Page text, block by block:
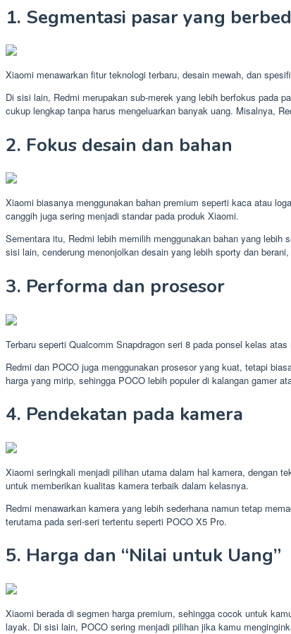
1. Segmentasi pasar yang
Xiaomi menawarkan fitur teknologi terbaru, desain mewah, dan
Di sisi lain, Redmi merupakan sub-merek yang lebih berfokus pada
cukup lengkap tanpa harus mengeluarkan banyak uang. Misalnya,
2. Fokus desain dan bahan
Xiaomi biasanya menggunakan bahan premium seperti kaca atau
canggih juga sering menjadi standar pada produk Xiaomi.
Sementara itu, Redmi lebih memilih menggunakan bahan yang
sisi lain, cenderung menonjolkan desain yang lebih sporty dan
3. Performa dan prosesor
Terbaru seperti Qualcomm Snapdragon seri 8 pada ponsel kelas
Redmi dan POCO juga menggunakan prosesor yang kuat, tetapi
harga yang mirip, sehingga POCO lebih populer di kalangan gamer
4. Pendekatan pada kamera
Xiaomi seringkali menjadi pilihan utama dalam hal kamera, dengan
untuk memberikan kualitas kamera terbaik dalam kelasnya.
Redmi menawarkan kamera yang lebih sederhana namun tetap
terutama pada seri-seri tertentu seperti POCO X5 Pro.
5. Harga dan “Nilai untuk Uang”
Xiaomi berada di segmen harga premium, sehingga cocok untuk
layak. Di sisi lain, POCO sering menjadi pilihan jika kamu